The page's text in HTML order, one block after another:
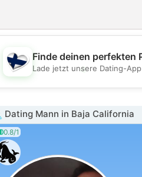
💖
Finde deinen perfekten
Lade jetzt unsere Dating-
Dating Mann in Baja California
0.8/1